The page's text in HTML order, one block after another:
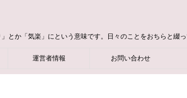
とか「気楽」にという意味です。日々のことをおちらと綴
運営者情報 お問い合わせ